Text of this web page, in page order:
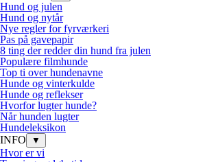
Hund og julen
Hund og nytår
Nye regler for fyrværkeri
Pas på gavepapir
8 ting der redder din hund fra julen
Populære filmhunde
Top ti over hundenavne
Hunde og vinterkulde
Hunde og reflekser
Hvorfor lugter hunde?
Når hunden lugter
Hundeleksikon
INFO
▼
Hvor er vi